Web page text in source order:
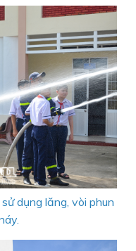
dụng lăng, vòi phun